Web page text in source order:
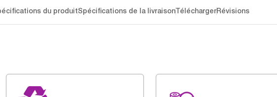
du produitSpécifications de la livraisonTéléchargerRévisions